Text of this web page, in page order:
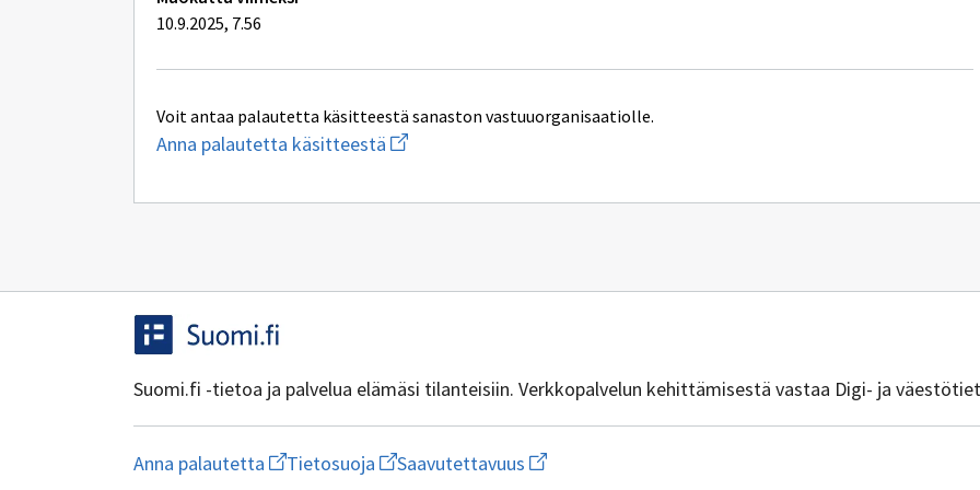
10.9.2025, 7.56
Voit antaa palautetta käsitteestä sanaston vastuuorganisaatiolle.
Anna palautetta käsitteestä Aloita
uuden
kirjoitus
Suomi.fi -tietoa ja palvelua elämäsi tilanteisiin. Verkkopalvelun kehittämisestä vastaa Digi- ja
Anna palautetta Aloita
uuden
Tietosuoja Avaa
linkki
Saavutettavuus Avaa
linkki